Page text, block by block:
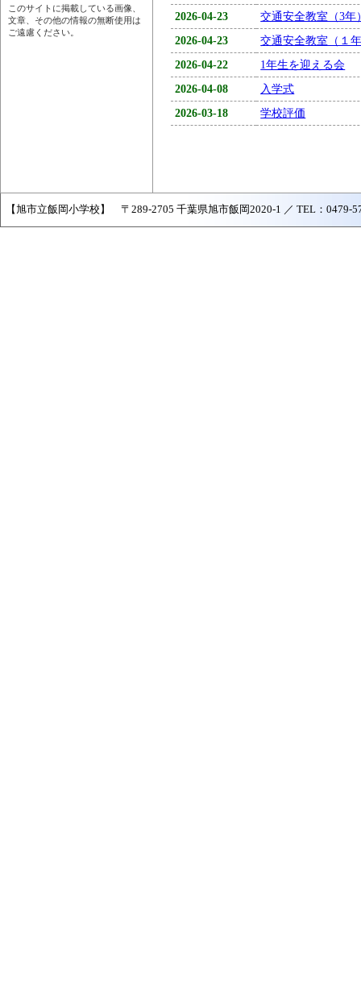
このサイトに掲載している画像、
文章、その他の情報の無断使用は
ご遠慮ください。
2026-04-23
交通安全教室（3年
2026-04-23
交通安全教室（１
2026-04-22
1年生を迎える会
2026-04-08
入学式
2026-03-18
学校評価
【旭市立飯岡小学校】 〒289-2705 千葉県旭市飯岡2020-1 ／ TEL：0479-